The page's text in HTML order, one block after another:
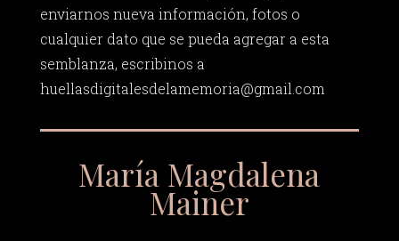
enviarnos nueva información, fotos o
cualquier dato que se pueda agregar a esta
semblanza, escribinos a
huellasdigitalesdelamemoria@gmail.com
María Magdalena
Mainer